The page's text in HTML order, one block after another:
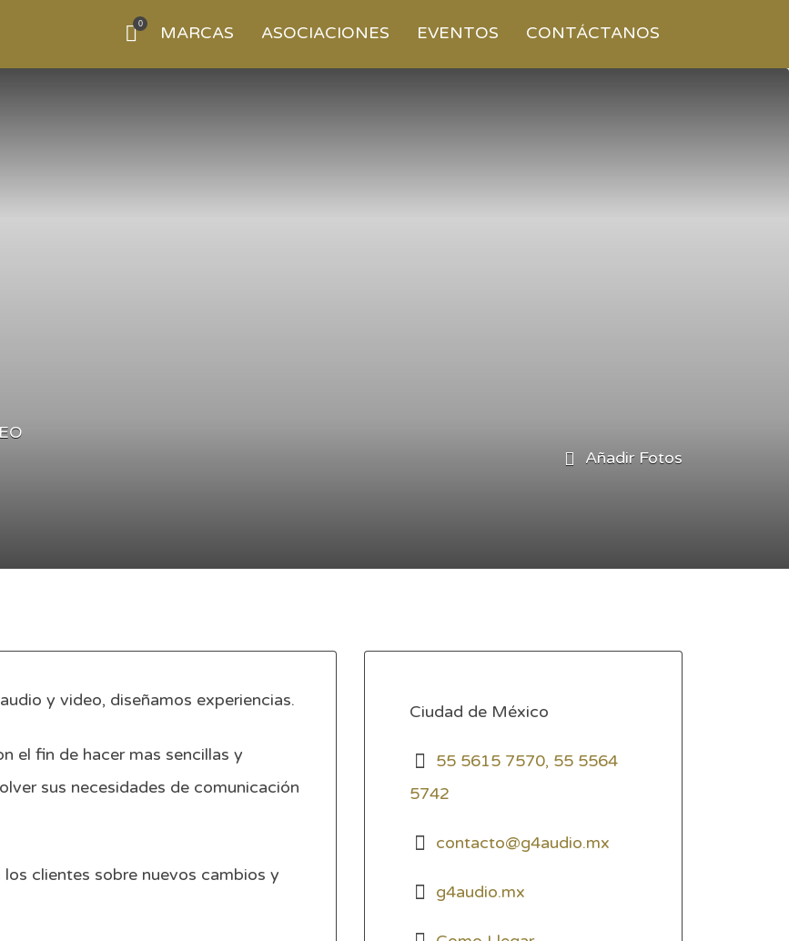
0 MARCAS ASOCIACIONES EVENTOS CONTÁCTANOS
Añadir Fotos
y video, diseñamos experiencias.
el fin de hacer mas sencillas y
sus necesidades de comunicación
clientes sobre nuevos cambios y
Ciudad de México
55 5615 7570, 55 5564
5742
contacto@g4audio.mx
g4audio.mx